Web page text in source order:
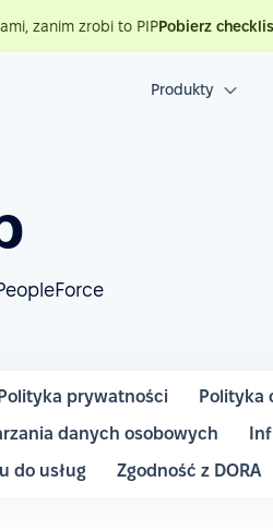
zanim zrobi to PIPPobierz
Produkty
Polityka prywatności Polityka
danych osobowych
do usług
Zgodność z DORA